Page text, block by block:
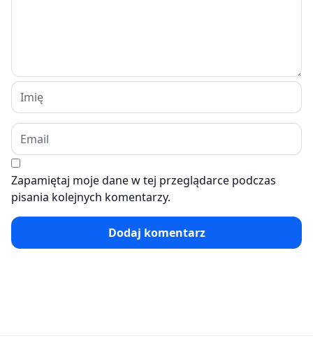
Zapamiętaj moje dane w tej przeglądarce podczas
pisania kolejnych komentarzy.
Dodaj komentarz